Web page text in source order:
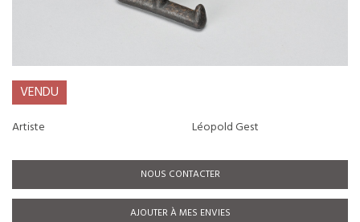
VENDU
Artiste Léopold Gest
NOUS CONTACTER
AJOUTER À MES ENVIES